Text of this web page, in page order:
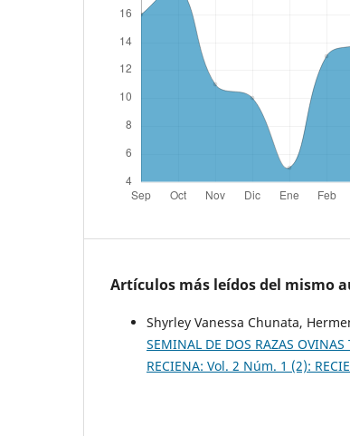
Artículos más leídos del mismo
Shyrley Vanessa Chunata,
SEMINAL DE DOS RAZAS OVINAS
RECIENA: Vol. 2 Núm. 1 (2):